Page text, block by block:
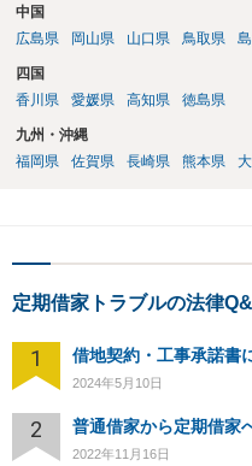
認められています（借地借家法
（一般定期借地権） 存続期間
新（更新の請求及び土地の使用
において同じ。）及び建物の築
に第１３条の規定による買取り
ことができる。この場合におい
中国
広島県
岡山県 山口県 鳥取県
四国
香川県
愛媛県 高知県 徳島県
九州・沖縄
福岡県
佐賀県 長崎県 熊本県
定期借家トラブルの法律
1 借地契約・工事承諾書
2024年5月10日
2
2022年11月16日